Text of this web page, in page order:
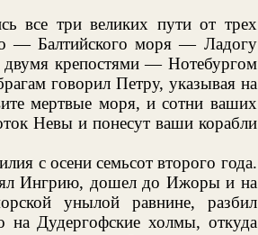
все три великих пути от трех
— Балтийского моря — Ладогу
двумя крепостями — Нотебургом
говорил Петру, указывая на
мертвые моря, и сотни ваших
Невы и понесут ваши корабли
с осени семьсот второго года.
Ингрию, дошел до Ижоры и на
унылой равнине, разбил
на Дудергофские холмы, откуда